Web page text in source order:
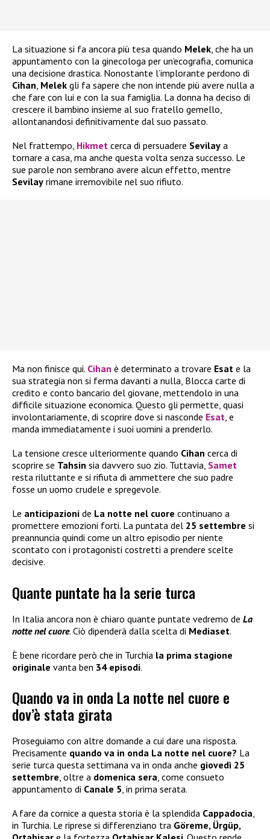
La situazione si fa ancora più tesa quando Melek, che ha un
appuntamento con la ginecologa per un’ecografia, comunica
una decisione drastica. Nonostante l’implorante perdono di
Cihan, Melek gli fa sapere che non intende più avere nulla a
che fare con lui e con la sua famiglia. La donna ha deciso di
crescere il bambino insieme al suo fratello gemello,
allontanandosi definitivamente dal suo passato.
Nel frattempo, Hikmet cerca di persuadere Sevilay a
tornare a casa, ma anche questa volta senza successo. Le
sue parole non sembrano avere alcun effetto, mentre
Sevilay rimane irremovibile nel suo rifiuto.
Ma non finisce qui. Cihan è determinato a trovare Esat e la
sua strategia non si ferma davanti a nulla, Blocca carte di
credito e conto bancario del giovane, mettendolo in una
difficile situazione economica. Questo gli permette, quasi
involontariamente, di scoprire dove si nasconde Esat, e
manda immediatamente i suoi uomini a prenderlo.
La tensione cresce ulteriormente quando Cihan cerca di
scoprire se Tahsin sia davvero suo zio. Tuttavia, Samet
resta riluttante e si rifiuta di ammettere che suo padre
fosse un uomo crudele e spregevole.
Le anticipazioni de La notte nel cuore continuano a
promettere emozioni forti. La puntata del 25 settembre si
preannuncia quindi come un altro episodio per niente
scontato con i protagonisti costretti a prendere scelte
decisive.
Quante puntate ha la serie turca
In Italia ancora non è chiaro quante puntate vedremo de La
notte nel cuore. Ciò dipenderà dalla scelta di Mediaset.
È bene ricordare però che in Turchia la prima stagione
originale vanta ben 34 episodi.
Quando va in onda La notte nel cuore e
dov’è stata girata
Proseguiamo con altre domande a cui dare una risposta.
Precisamente quando va in onda La notte nel cuore? La
serie turca questa settimana va in onda anche giovedì 25
settembre, oltre a domenica sera, come consueto
appuntamento di Canale 5, in prima serata.
A fare da cornice a questa storia è la splendida Cappadocia,
in Turchia. Le riprese si differenziano tra Göreme, Ürgüp,